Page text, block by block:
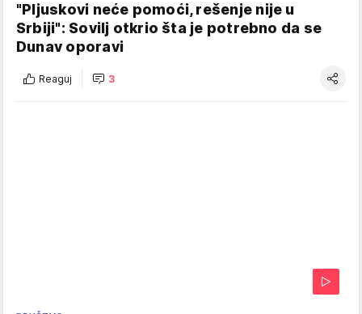
"Pljuskovi neće pomoći, rešenje nije u
Srbiji": Sovilj otkrio šta je potrebno da se
Dunav oporavi
Reaguj 3